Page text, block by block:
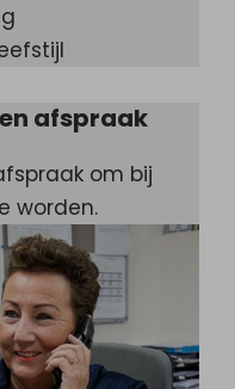
afspraak
om bij
worden.